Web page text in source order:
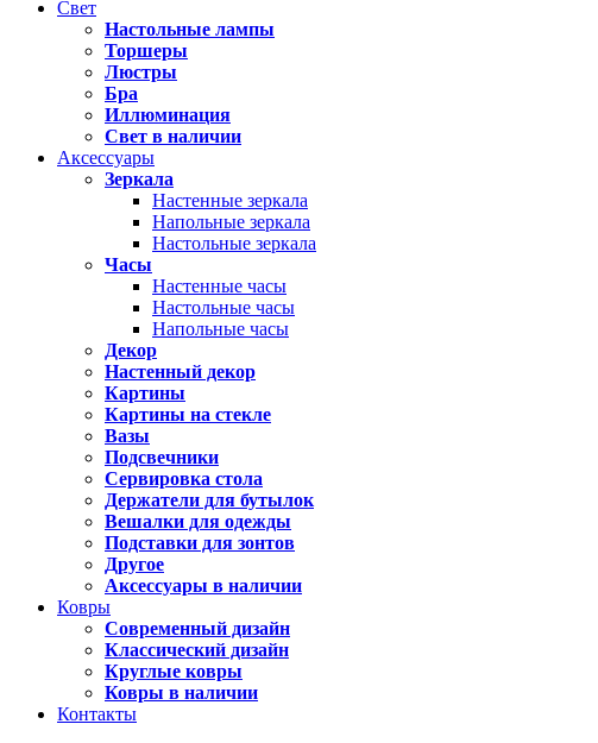
Свет
Настольные лампы
Торшеры
Люстры
Бра
Иллюминация
Свет в наличии
Аксессуары
Зеркала
Настенные зеркала
Напольные зеркала
Настольные зеркала
Часы
Настенные часы
Настольные часы
Напольные часы
Декор
Настенный декор
Картины
Картины на стекле
Вазы
Подсвечники
Сервировка стола
Держатели для бутылок
Вешалки для одежды
Подставки для зонтов
Другое
Аксессуары в наличии
Ковры
Современный дизайн
Классический дизайн
Круглые ковры
Ковры в наличии
Контакты